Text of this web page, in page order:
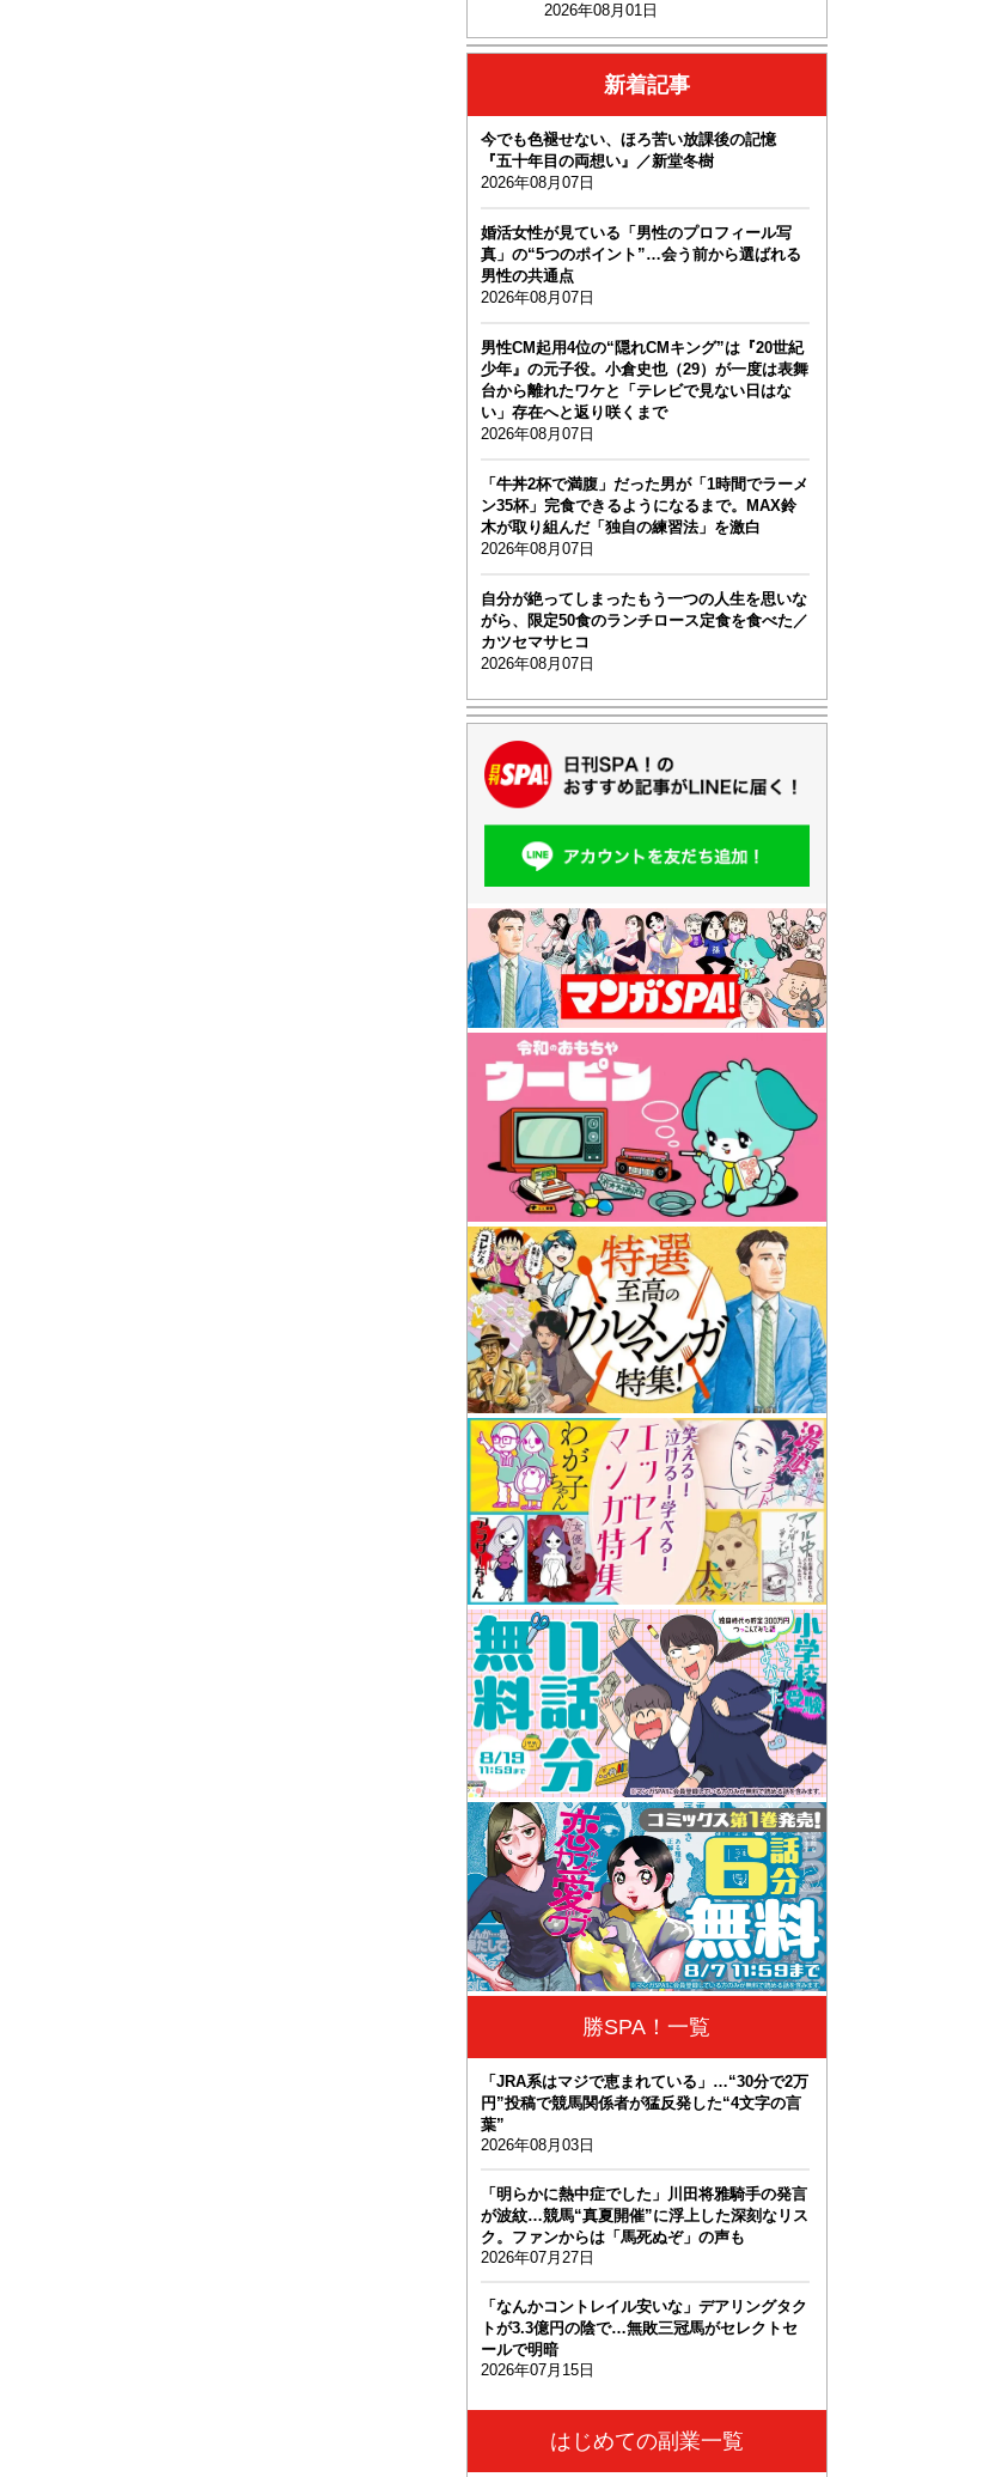
2026年08月01日
新着記事
今でも色褪せない、ほろ苦い放課後の記憶
『五十年目の両想い』／新堂冬樹
2026年08月07日
婚活女性が見ている「男性のプロフィール写
真」の“5つのポイント”…会う前から選ばれる
男性の共通点
2026年08月07日
男性CM起用4位の“隠れCMキング”は『20世紀
少年』の元子役。小倉史也（29）が一度は表舞
台から離れたワケと「テレビで見ない日はな
い」存在へと返り咲くまで
2026年08月07日
「牛丼2杯で満腹」だった男が「1時間でラーメ
ン35杯」完食できるようになるまで。MAX鈴
木が取り組んだ「独自の練習法」を激白
2026年08月07日
自分が絶ってしまったもう一つの人生を思いな
がら、限定50食のランチロース定食を食べた／
カツセマサヒコ
2026年08月07日
勝SPA！一覧
「JRA系はマジで恵まれている」…“30分で2万
円”投稿で競馬関係者が猛反発した“4文字の言
葉”
2026年08月03日
「明らかに熱中症でした」川田将雅騎手の発言
が波紋…競馬“真夏開催”に浮上した深刻なリス
ク。ファンからは「馬死ぬぞ」の声も
2026年07月27日
「なんかコントレイル安いな」デアリングタク
トが3.3億円の陰で…無敗三冠馬がセレクトセ
ールで明暗
2026年07月15日
はじめての副業一覧